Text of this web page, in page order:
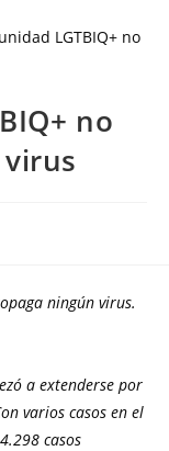
no
ningún virus.
a extenderse por
varios casos en el
casos